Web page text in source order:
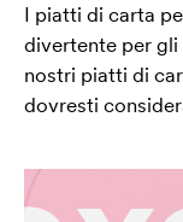
I piatti di carta
divertente per gli
nostri piatti di
dovresti